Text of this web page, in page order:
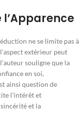
ne se limite pas à
extérieur peut
souligne que la
en soi,
ainsi question de
l’intérêt et
et la